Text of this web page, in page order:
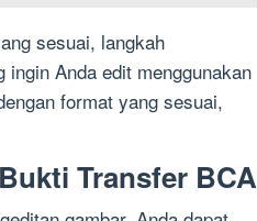
sesuai, langkah
Anda edit menggunakan
format yang sesuai,
Transfer BCA